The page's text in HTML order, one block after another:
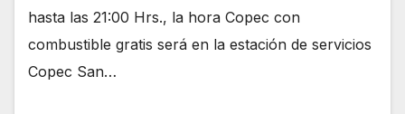
hasta las 21:00 Hrs., la hora Copec con
combustible gratis será en la estación de servicios
Copec San…